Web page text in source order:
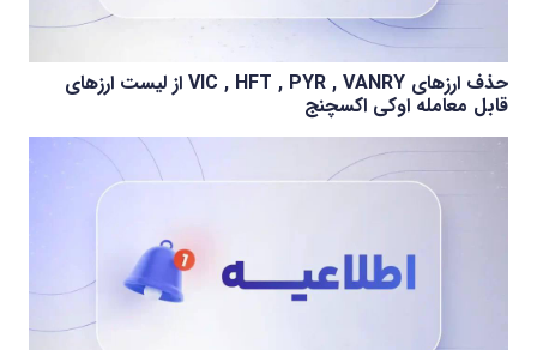
حذف ارزهای VIC , HFT , PYR , VANRY از لیست ارزهای
قابل معامله اوکی اکسچنج